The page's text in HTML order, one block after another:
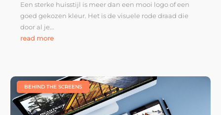
Een sterke huisstijl is meer dan een mooi logo of een
goed gekozen kleur. Het is de visuele rode draad die
door al je...
read more
BEHIND THE SCREENS